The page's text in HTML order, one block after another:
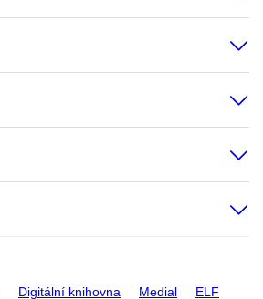
Digitální knihovna Medial ELF